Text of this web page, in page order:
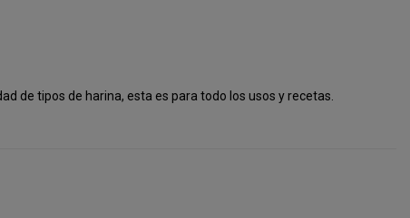
de tipos de harina, esta es para todo los usos y recetas.